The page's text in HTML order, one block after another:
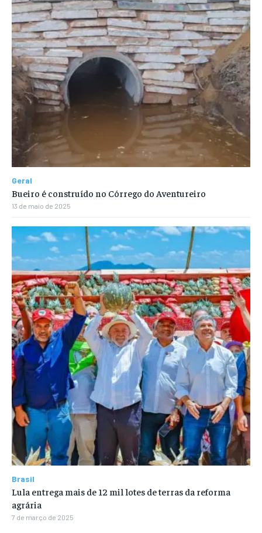
Geral
Bueiro é construído no Córrego do Aventureiro
13 de maio de 2025
Brasil
Lula entrega mais de 12 mil lotes de terras da reforma
agrária
7 de março de 2025